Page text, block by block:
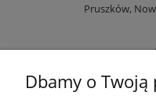
Pruszków,
Dbamy o